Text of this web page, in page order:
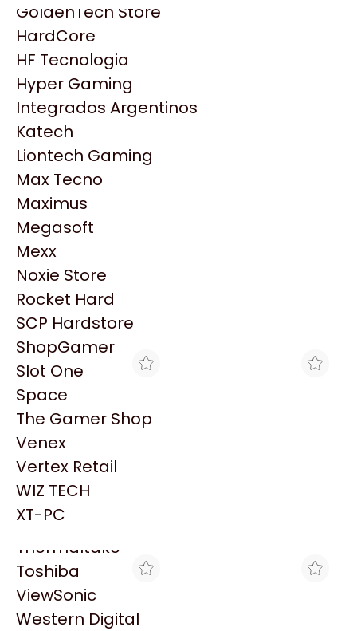
HP
HyperX
INNO3D
Intel
Kingston
Lenovo
Logitech
MSI
NVIDIA GeForce
NZXT
PNY
Palit
Philips
PowerColor
Razer
Redragon
Samsung
Sandisk
Sapphire
Seagate
Sentey
Solarmax
Thermaltake
Toshiba
ViewSonic
Western Digital
GoldenTech Store
HardCore
HF Tecnologia
Hyper Gaming
Integrados Argentinos
Katech
Liontech Gaming
Max Tecno
Maximus
Megasoft
Mexx
Noxie Store
Rocket Hard
SCP Hardstore
ShopGamer
Slot One
Space
The Gamer Shop
Venex
Vertex Retail
WIZ TECH
XT-PC
Productos
Similares
Explorá más productos similares
FULL H4RD
AURICULAR GENIUS
HS-G600V
$39.807